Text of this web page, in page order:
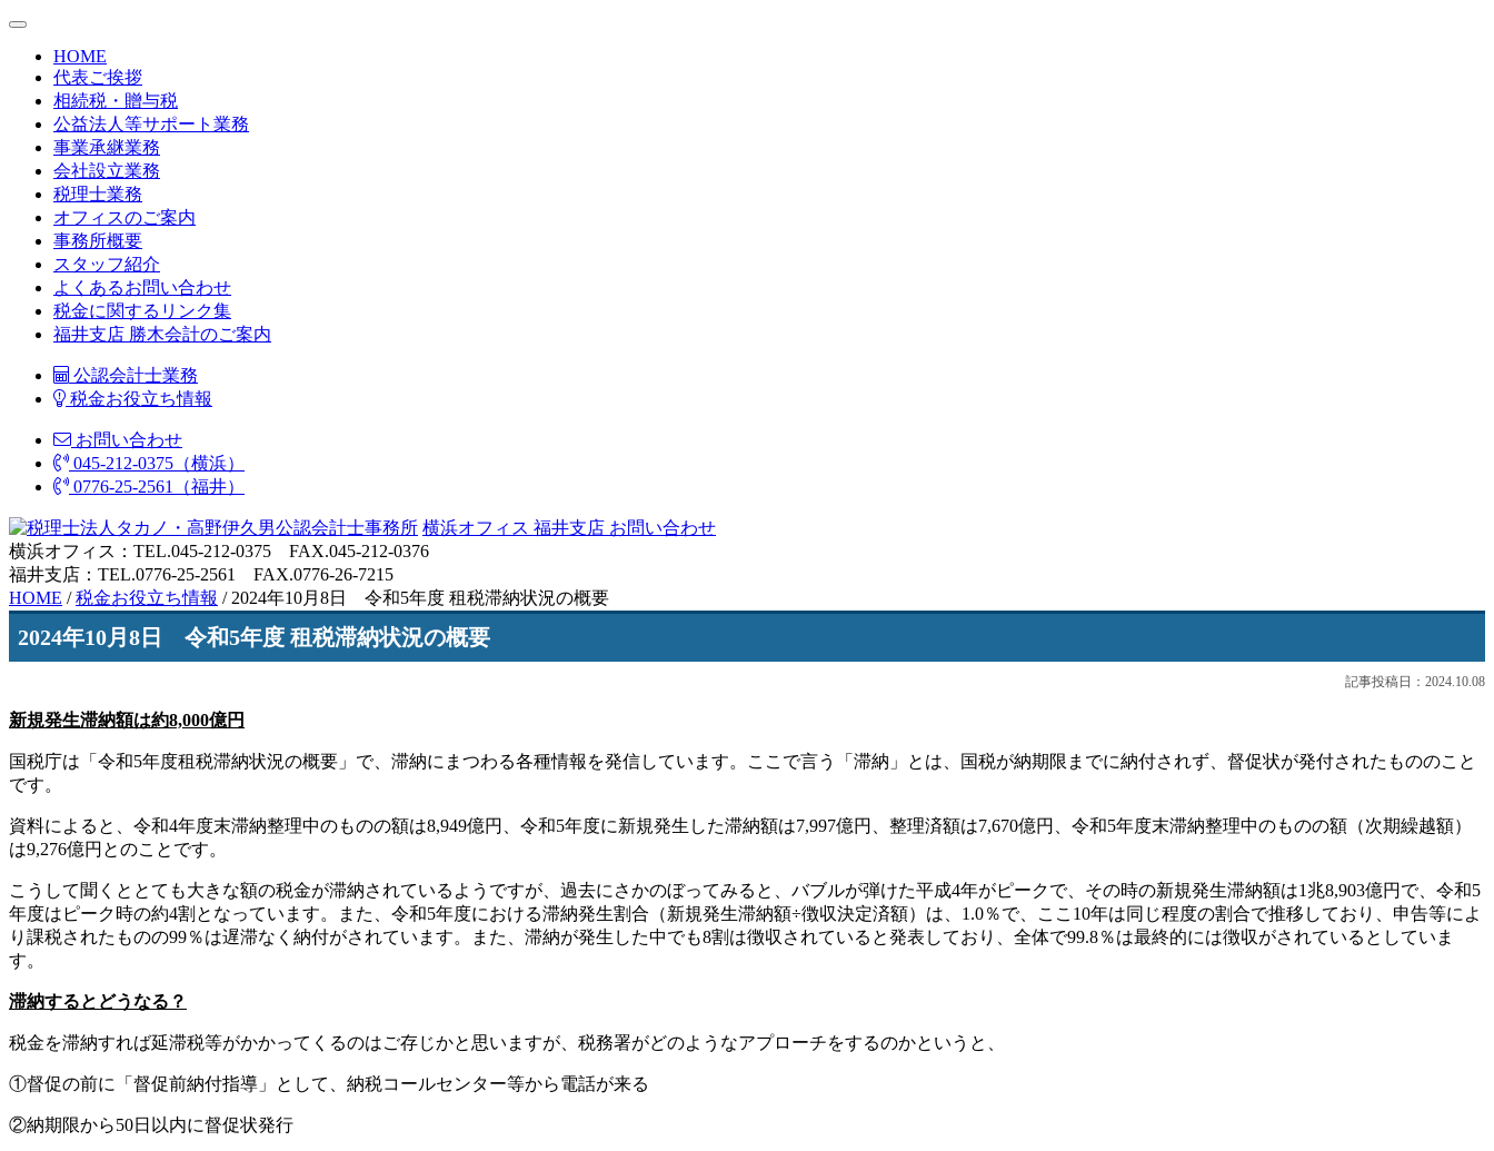
HOME
代表ご挨拶
相続税・贈与税
公益法人等サポート業務
事業承継業務
会社設立業務
税理士業務
オフィスのご案内
事務所概要
スタッフ紹介
よくあるお問い合わせ
税金に関するリンク集
福井支店 勝木会計のご案内
公認会計士業務
税金お役立ち情報
お問い合わせ
045-212-0375（横浜）
0776-25-2561（福井）
横浜オフィス 福井支店 お問い合わせ
横浜オフィス：TEL.045-212-0375 FAX.045-212-0376
福井支店：TEL.0776-25-2561 FAX.0776-26-7215
HOME /税金お役立ち情報 / 2024年10月8日 令和5年度 租税滞納状況の概要
2024年10月8日 令和5年度 租税滞納状況の概要
記事投稿日：2024.10.08
新規発生滞納額は約8,000億円
国税庁は「令和5年度租税滞納状況の概要」で、滞納にまつわる各種情報を発信しています。ここで言う「滞納」とは、国税が納期限までに納付されず、督促状が発付されたもののこと
です。
資料によると、令和4年度末滞納整理中のものの額は8,949億円、令和5年度に新規発生した滞納額は7,997億円、整理済額は7,670億円、令和5年度末滞納整理中のものの額（次期繰越額）
は9,276億円とのことです。
こうして聞くととても大きな額の税金が滞納されているようですが、過去にさかのぼってみると、バブルが弾けた平成4年がピークで、その時の新規発生滞納額は1兆8,903億円で、令和5
年度はピーク時の約4割となっています。また、令和5年度における滞納発生割合（新規発生滞納額÷徴収決定済額）は、1.0％で、ここ10年は同じ程度の割合で推移しており、申告等によ
り課税されたものの99％は遅滞なく納付がされています。また、滞納が発生した中でも8割は徴収されていると発表しており、全体で99.8％は最終的には徴収がされているとしていま
す。
滞納するとどうなる？
税金を滞納すれば延滞税等がかかってくるのはご存じかと思いますが、税務署がどのようなアプローチをするのかというと、
①督促の前に「督促前納付指導」として、納税コールセンター等から電話が来る
②納期限から50日以内に督促状発行